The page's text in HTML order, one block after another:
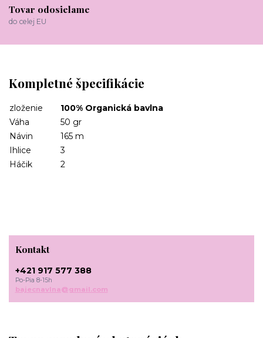
Tovar odosielame
do celej EU
Kompletné špecifikácie
zloženie
100% Organická bavlna
Váha
50 gr
Návin
165 m
Ihlice
3
Háčik
2
Kontakt
+421 917 577 388
Po-Pia 8-15h
bajecnavlna@gmail.com